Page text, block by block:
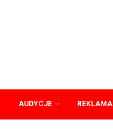
AUDYCJE REKLAMA